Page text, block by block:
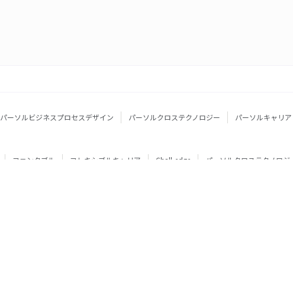
パーソルビジネスプロセスデザイン パーソルクロステクノロジー
パーソルキャリア
ファンタブル フレキシブルキャリア Chall-edge
パーソルクロステクノロジー